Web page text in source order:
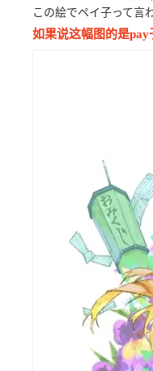
この絵でペイ子って言
如果说这幅图的是pay